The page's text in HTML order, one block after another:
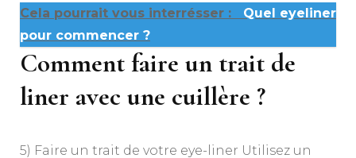
Cela pourrait vous interrésser :
Quel eyeliner
pour commencer ?
Comment faire un trait de
liner avec une cuillère ?
5) Faire un trait de votre eye-liner Utilisez un